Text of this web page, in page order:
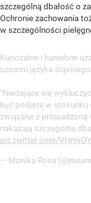
szczególną dbałość o
Ochronie zachowania
w szczególności
Kuriozalne i haniebne
uznaniu języka
"Niedające się
być podjęte w stosunku
związane z
nakazują szczególną
pic.twitter.com/
— Monika Rosa